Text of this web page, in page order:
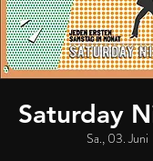
Saturday
Sa., 03. Juni